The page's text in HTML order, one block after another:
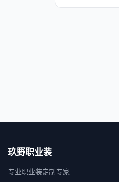
玖野职业装
专业职业装定制专家